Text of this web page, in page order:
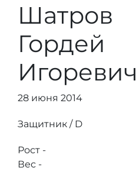
Шатров
Гордей
Игоревич
28 июня 2014
Защитник / D
Рост -
Вес -